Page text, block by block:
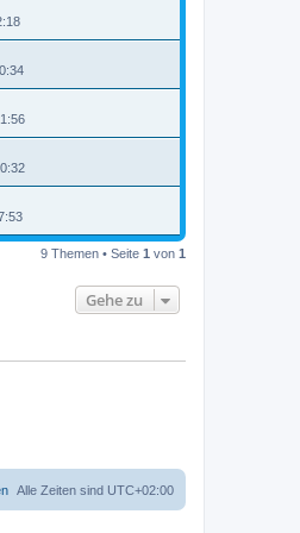
9 Themen • Seite 1 von 1
Gehe zu
Alle Zeiten sind UTC+02:00